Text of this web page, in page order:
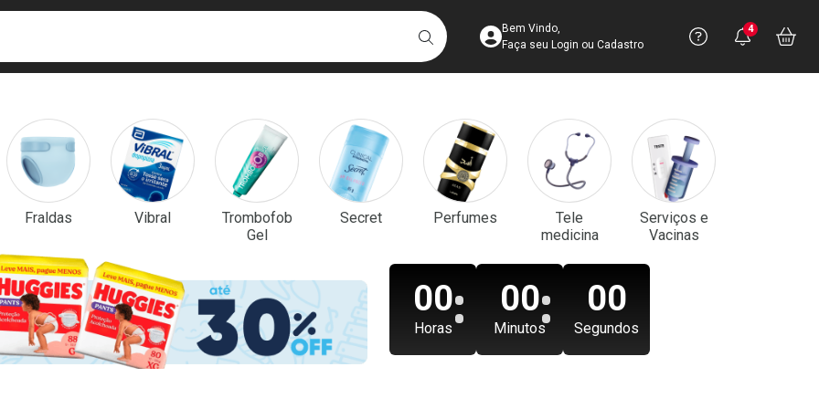
BUSCARAcesse sua Conta
Bem Vindo,
Faça seu Login ou Cadastro
Precisa de
Ver Recursos
Você
4
Destaque
Fraldas Vibral
Trombofob
Gel
Secret Perfumes
Tele
medicina
Serviços e
Vacinas
Horas
00
Minutos
00
Segundos
00